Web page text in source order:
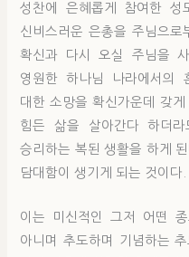
성찬에 은혜롭게 참여한
신비스러운 은총을 주님으
확신과 다시 오실 주님을
영원한 하나님 나라에서의
대한 소망을 확신가운데 갖
힘든 삶을 살아간다 하더
승리하는 복된 생활을 하게
담대함이 생기게 되는 것이다.
이는 미신적인 그저 어떤
아니며 추도하며 기념하는